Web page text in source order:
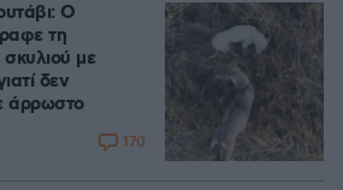
Ο
τη
με
δεν
άρρωστο
170